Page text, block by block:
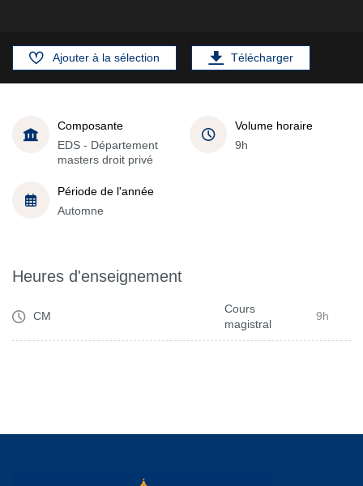
Ajouter à la sélection Télécharger
Composante
EDS - Département
masters droit privé
Volume horaire
9h
Période de l'année
Automne
Heures d'enseignement
CM
Cours
magistral
9h